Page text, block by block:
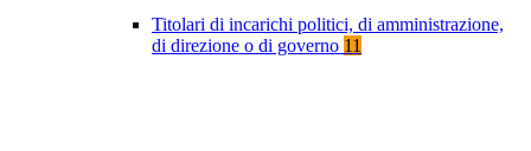
Titolari di incarichi politici, di amministrazione,
di direzione o di governo 11